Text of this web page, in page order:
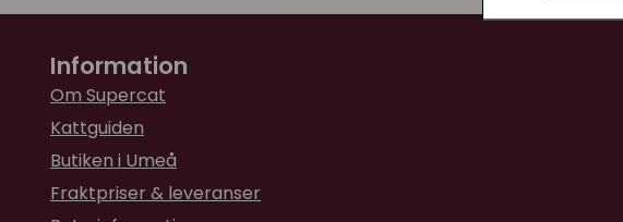
Information
Om Supercat
Kattguiden
Butiken i Umeå
Fraktpriser & leveranser